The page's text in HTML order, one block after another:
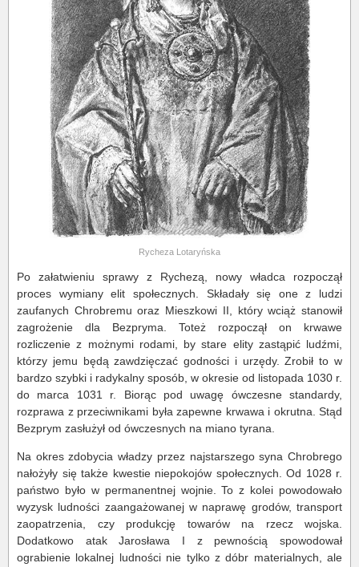
Rycheza Lotaryńska
Po załatwieniu sprawy z Rychezą, nowy władca rozpoczął
proces wymiany elit społecznych. Składały się one z ludzi
zaufanych Chrobremu oraz Mieszkowi II, który wciąż stanowił
zagrożenie dla Bezpryma. Toteż rozpoczął on krwawe
rozliczenie z możnymi rodami, by stare elity zastąpić ludźmi,
którzy jemu będą zawdzięczać godności i urzędy. Zrobił to w
bardzo szybki i radykalny sposób, w okresie od listopada 1030 r.
do marca 1031 r. Biorąc pod uwagę ówczesne standardy,
rozprawa z przeciwnikami była zapewne krwawa i okrutna. Stąd
Bezprym zasłużył od ówczesnych na miano tyrana.
Na okres zdobycia władzy przez najstarszego syna Chrobrego
nałożyły się także kwestie niepokojów społecznych. Od 1028 r.
państwo było w permanentnej wojnie. To z kolei powodowało
wyzysk ludności zaangażowanej w naprawę grodów, transport
zaopatrzenia, czy produkcję towarów na rzecz wojska.
Dodatkowo atak Jarosława I z pewnością spowodował
ograbienie lokalnej ludności nie tylko z dóbr materialnych, ale